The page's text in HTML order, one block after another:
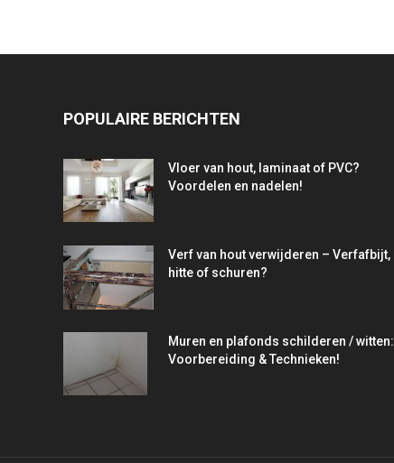
POPULAIRE BERICHTEN
Vloer van hout, laminaat of PVC?
Voordelen en nadelen!
Verf van hout verwijderen – Verfafbijt,
hitte of schuren?
Muren en plafonds schilderen / witten:
Voorbereiding & Technieken!